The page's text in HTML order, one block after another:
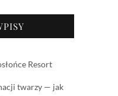
Resort
twarzy — jak